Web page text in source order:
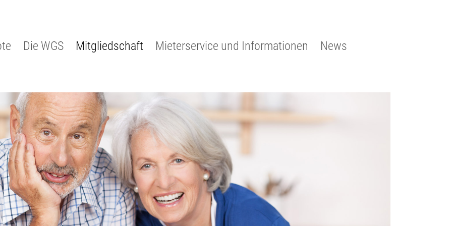
Die WGS Mitgliedschaft Mieterservice und Informationen News